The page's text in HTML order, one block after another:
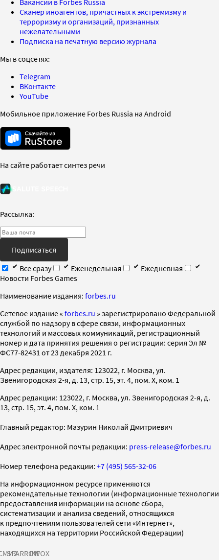
Сканер иноагентов, причастных к экстремизму и
терроризму и организаций, признанных
нежелательными
Подписка на печатную версию журнала
Мы в соцсетях:
Telegram
ВКонтакте
YouTube
Мобильное приложение Forbes Russia на Android
На сайте работает синтез речи
Рассылка:
Подписаться
Все сразу
Еженедельная
Ежедневная
Новости Forbes Games
Наименование издания: forbes.ru
Cетевое издание « forbes.ru » зарегистрировано Федеральной
службой по надзору в сфере связи, информационных
технологий и массовых коммуникаций, регистрационный
номер и дата принятия решения о регистрации: серия Эл №
ФС77-82431 от 23 декабря 2021 г.
Адрес редакции, издателя: 123022, г. Москва, ул.
Звенигородская 2-я, д. 13, стр. 15, эт. 4, пом. X, ком. 1
Адрес редакции: 123022, г. Москва, ул. Звенигородская 2-я, д.
13, стр. 15, эт. 4, пом. X, ком. 1
Главный редактор: Мазурин Николай Дмитриевич
Адрес электронной почты редакции: press-release@forbes.ru
Номер телефона редакции: +7 (495) 565-32-06
На информационном ресурсе применяются
рекомендательные технологии (информационные технологии
предоставления информации на основе сбора,
систематизации и анализа сведений, относящихся
к предпочтениям пользователей сети «Интернет»,
находящихся на территории Российской Федерации)
SPARROWINFOX